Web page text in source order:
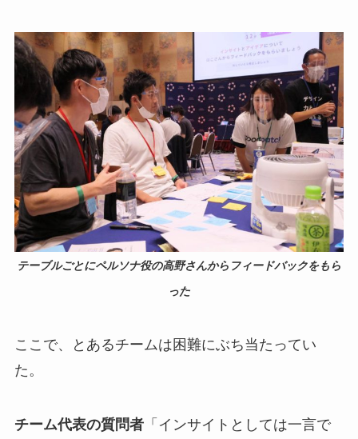
テーブルごとにペルソナ役の高野さんからフィードバックをもら
った
ここで、とあるチームは困難にぶち当たってい
た。
チーム代表の質問者「インサイトとしては一言で